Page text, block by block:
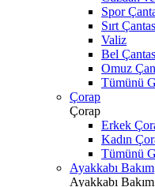
Spor
Sırt
Valiz
Bel
Omuz
Tümünü
Çorap
Çorap
Erkek
Kadın
Tümünü
Ayakkabı Bakım
Ayakkabı Bakım